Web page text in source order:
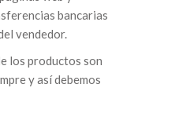
bancarias
vendedor.
los productos son
y así debemos